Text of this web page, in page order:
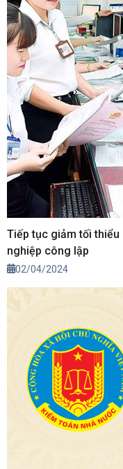
Tiếp tục giảm tối
nghiệp công lập
02/04/2024